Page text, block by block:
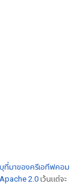
ที่มาของครีเอทีฟคอม
2.0เว้นแต่จะ